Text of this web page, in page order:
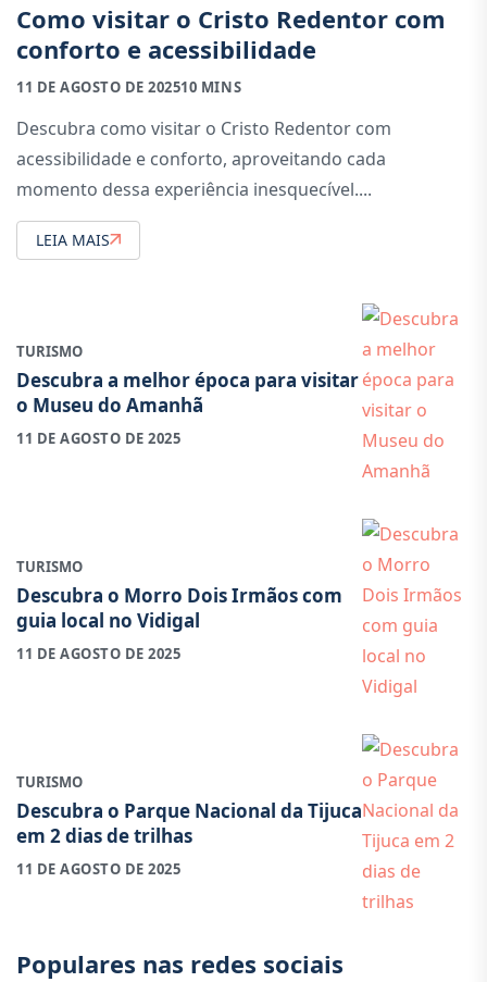
Como visitar o Cristo Redentor com
conforto e acessibilidade
11 DE AGOSTO DE 202510 MINS
Descubra como visitar o Cristo Redentor com
acessibilidade e conforto, aproveitando cada
momento dessa experiência inesquecível....
LEIA MAIS
TURISMO
Descubra a melhor época para visitar
o Museu do Amanhã
11 DE AGOSTO DE 2025
TURISMO
Descubra o Morro Dois Irmãos com
guia local no Vidigal
11 DE AGOSTO DE 2025
TURISMO
Descubra o Parque Nacional da Tijuca
em 2 dias de trilhas
11 DE AGOSTO DE 2025
Populares nas redes sociais